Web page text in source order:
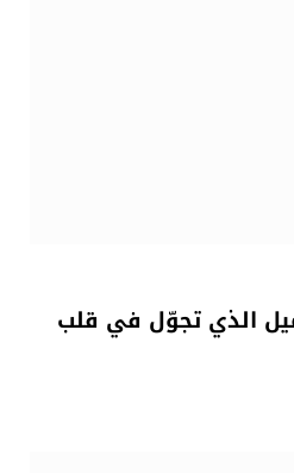
الذي تجوّل في قلب